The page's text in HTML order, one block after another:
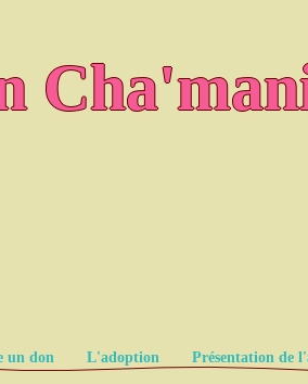
un don L'adoption Présentation de